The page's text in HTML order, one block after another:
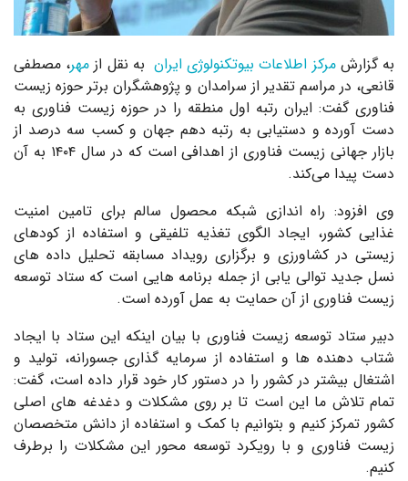
به گزارشمرکز اطلاعات بیوتکنولوژی ایرانبه نقل از مهر، مصطفی
قانعی، در مراسم تقدیر از سرامدان و پژوهشگران برتر حوزه زیست
فناوری گفت: ایران رتبه اول منطقه را در حوزه زیست فناوری به
دست آورده و دستیابی به رتبه دهم جهان و کسب سه درصد از
بازار جهانی زیست فناوری از اهدافی است که در سال ۱۴۰۴ به آن
دست پیدا می‌کند.
وی افزود: راه اندازی شبکه محصول سالم برای تامین امنیت
غذایی کشور، ایجاد الگوی تغذیه تلفیقی و استفاده از کودهای
زیستی در کشاورزی و برگزاری رویداد مسابقه تحلیل داده های
نسل جدید توالی یابی از جمله برنامه هایی است که ستاد توسعه
زیست فناوری از آن حمایت به عمل آورده است.
دبیر ستاد توسعه زیست فناوری با بیان اینکه این ستاد با ایجاد
شتاب دهنده ها و استفاده از سرمایه گذاری جسورانه، تولید و
اشتغال بیشتر در کشور را در دستور کار خود قرار داده است، گفت:
تمام تلاش ما این است تا بر روی مشکلات و دغدغه های اصلی
کشور تمرکز کنیم و بتوانیم با کمک و استفاده از دانش متخصصان
زیست فناوری و با رویکرد توسعه محور این مشکلات را برطرف
کنیم.